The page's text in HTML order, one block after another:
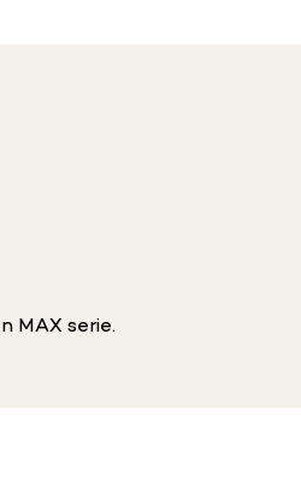
MAX serie.